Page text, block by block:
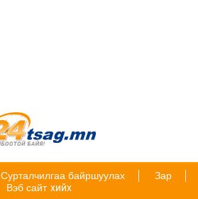
Сурталчилгаа байршуулах
Зар
Вэб сайт хийх